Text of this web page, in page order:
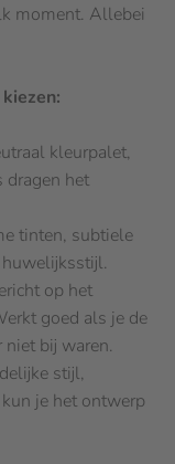
moment. Allebei
kleurpalet,
dragen het
tinten, subtiele
huwelijksstijl.
op het
goed als je de
bij waren.
stijl,
je het ontwerp